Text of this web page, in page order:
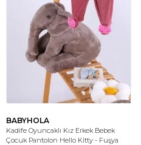
BABYHOLA
Kadife Oyuncaklı Kız Erkek Bebek
Çocuk Pantolon Hello Kitty - Fuşya